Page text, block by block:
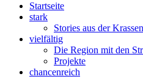
Startseite
stark
Stories aus der
vielfältig
Die Region mit den
Projekte
chancenreich